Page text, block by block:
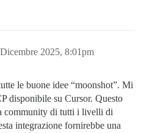
2025, 8:01pm
le buone idee “moonshot”. Mi
disponibile su Cursor. Questo
community di tutti i livelli di
integrazione fornirebbe una